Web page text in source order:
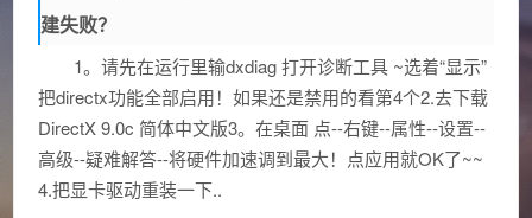
建失败？
1。请先在运行里输dxdiag 打开诊断工具 ~选着“显示”
把directx功能全部启用！如果还是禁用的看第4个2.去下载
DirectX 9.0c 简体中文版3。在桌面 点--右键--属性--设置--
高级--疑难解答--将硬件加速调到最大！点应用就OK了~~
4.把显卡驱动重装一下..